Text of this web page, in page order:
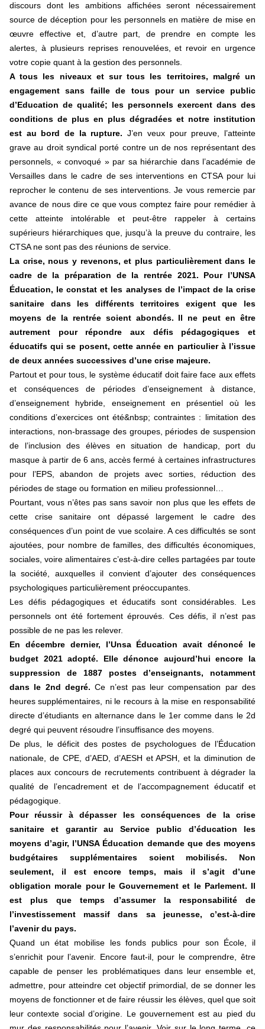
discours dont les ambitions affichées seront nécessairement
source de déception pour les personnels en matière de mise en
œuvre effective et, d’autre part, de prendre en compte les
alertes, à plusieurs reprises renouvelées, et revoir en urgence
votre copie quant à la gestion des personnels.
A tous les niveaux et sur tous les territoires, malgré un
engagement sans faille de tous pour un service public
d’Education de qualité; les personnels exercent dans des
conditions de plus en plus dégradées et notre institution
est au bord de la rupture. J’en veux pour preuve, l’atteinte
grave au droit syndical porté contre un de nos représentant des
personnels, « convoqué » par sa hiérarchie dans l’académie de
Versailles dans le cadre de ses interventions en CTSA pour lui
reprocher le contenu de ses interventions. Je vous remercie par
avance de nous dire ce que vous comptez faire pour remédier à
cette atteinte intolérable et peut-être rappeler à certains
supérieurs hiérarchiques que, jusqu’à la preuve du contraire, les
CTSA ne sont pas des réunions de service.
La crise, nous y revenons, et plus particulièrement dans le
cadre de la préparation de la rentrée 2021. Pour l’UNSA
Éducation, le constat et les analyses de l’impact de la crise
sanitaire dans les différents territoires exigent que les
moyens de la rentrée soient abondés. Il ne peut en être
autrement pour répondre aux défis pédagogiques et
éducatifs qui se posent, cette année en particulier à l’issue
de deux années successives d’une crise majeure.
Partout et pour tous, le système éducatif doit faire face aux effets
et conséquences de périodes d’enseignement à distance,
d’enseignement hybride, enseignement en présentiel où les
conditions d’exercices ont été&nbsp; contraintes : limitation des
interactions, non-brassage des groupes, périodes de suspension
de l’inclusion des élèves en situation de handicap, port du
masque à partir de 6 ans, accès fermé à certaines infrastructures
pour l’EPS, abandon de projets avec sorties, réduction des
périodes de stage ou formation en milieu professionnel…
Pourtant, vous n’êtes pas sans savoir non plus que les effets de
cette crise sanitaire ont dépassé largement le cadre des
conséquences d’un point de vue scolaire. A ces difficultés se sont
ajoutées, pour nombre de familles, des difficultés économiques,
sociales, voire alimentaires c’est-à-dire celles partagées par toute
la société, auxquelles il convient d’ajouter des conséquences
psychologiques particulièrement préoccupantes.
Les défis pédagogiques et éducatifs sont considérables. Les
personnels ont été fortement éprouvés. Ces défis, il n’est pas
possible de ne pas les relever.
En décembre dernier, l’Unsa Éducation avait dénoncé le
budget 2021 adopté. Elle dénonce aujourd’hui encore la
suppression de 1887 postes d’enseignants, notamment
dans le 2nd degré.Ce n’est pas leur compensation par des
heures supplémentaires, ni le recours à la mise en responsabilité
directe d’étudiants en alternance dans le 1er comme dans le 2d
degré qui peuvent résoudre l’insuffisance des moyens.
De plus, le déficit des postes de psychologues de l’Éducation
nationale, de CPE, d’AED, d’AESH et APSH, et la diminution de
places aux concours de recrutements contribuent à dégrader la
qualité de l’encadrement et de l’accompagnement éducatif et
pédagogique.
Pour réussir à dépasser les conséquences de la crise
sanitaire et garantir au Service public d’éducation les
moyens d’agir, l’UNSA Éducation demande que des moyens
budgétaires supplémentaires soient mobilisés. Non
seulement, il est encore temps, mais il s’agit d’une
obligation morale pour le Gouvernement et le Parlement. Il
est plus que temps d’assumer la responsabilité de
l’investissement massif dans sa jeunesse, c’est-à-dire
l’avenir du pays.
Quand un état mobilise les fonds publics pour son École, il
s’enrichit pour l’avenir. Encore faut-il, pour le comprendre, être
capable de penser les problématiques dans leur ensemble et,
admettre, pour atteindre cet objectif primordial, de se donner les
moyens de fonctionner et de faire réussir les élèves, quel que soit
leur contexte social d’origine. Le gouvernement est au pied du